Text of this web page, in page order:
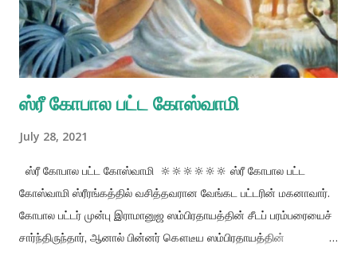
🌼🌼🌼🌼🌼🌼🌼 இது ஒன்றே என்னுடைய விருப்பம், என்னுடைய
நம்பிக்கை மற்றும் என்னுடைய பிரார்த்தனையாகும் . தடையில்லாத
எல்லையற்ற பக்த...
ஸ்ரீ கோபால பட்ட கோஸ்வாமி
July 28, 2021
ஸ்ரீ கோபால பட்ட கோஸ்வாமி 🔆🔆🔆🔆🔆🔆 ஸ்ரீ கோபால பட்ட
கோஸ்வாமி ஸ்ரீரங்கத்தில் வசித்தவரான வேங்கட பட்டரின் மகனாவார்.
கோபால பட்டர் முன்பு இராமானுஜ ஸம்பிரதாயத்தின் சீடப் பரம்பரையைச்
சார்ந்திருந்தார், ஆனால் பின்னர் கௌடீய ஸம்பிரதாயத்தின்